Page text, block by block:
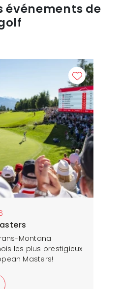
événements de
Montana
les plus prestigieux
Masters!